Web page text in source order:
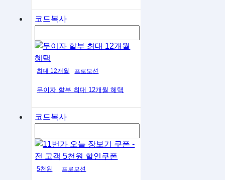
코드복사
최대 12개월 프로모션
무이자 할부 최대 12개월 혜택
코드복사
5천원 프로모션